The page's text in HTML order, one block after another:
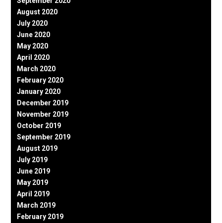
August 2020
July 2020
June 2020
May 2020
April 2020
March 2020
February 2020
January 2020
December 2019
November 2019
October 2019
September 2019
August 2019
July 2019
June 2019
May 2019
April 2019
March 2019
February 2019